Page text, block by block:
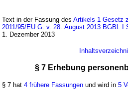
Text in der Fassung desArtikels 1 Gesetz
2011/95/EU G. v. 28. August 2013 BGBl. I
1. Dezember 2013
§ 7 Erhebung
§ 7 hat4 frühere Fassungen und wird in5